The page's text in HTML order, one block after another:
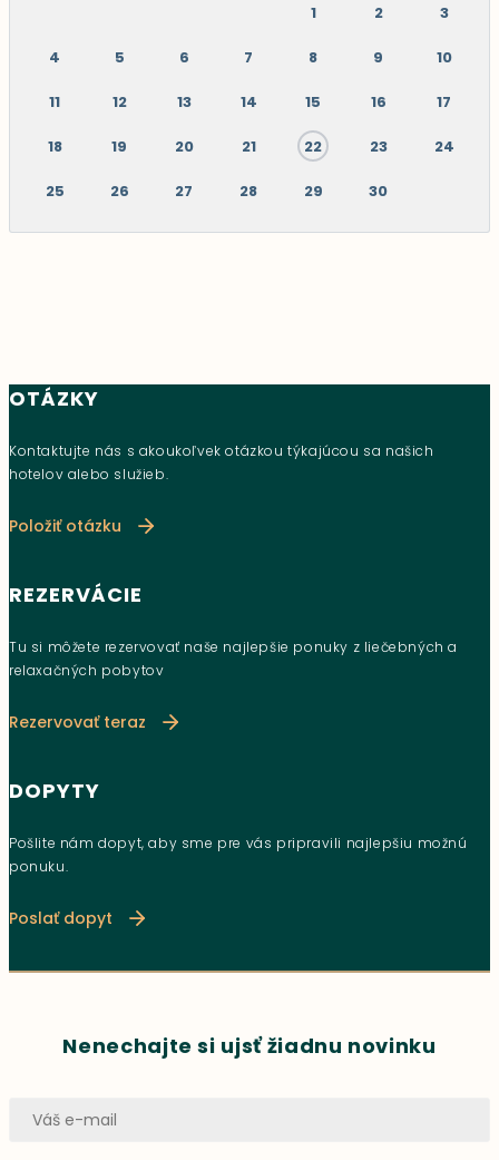
1 2 3
4 5 6 7 8 9 10
11 12 13 14 15 16 17
18 19 20 21 22 23 24
25 26 27 28 29 30
OTÁZKY
Kontaktujte nás s akoukoľvek otázkou týkajúcou sa našich
hotelov alebo služieb.
Položiť otázku
REZERVÁCIE
Tu si môžete rezervovať naše najlepšie ponuky z liečebných a
relaxačných pobytov
Rezervovať teraz
DOPYTY
Pošlite nám dopyt, aby sme pre vás pripravili najlepšiu možnú
ponuku.
Poslať dopyt
Nenechajte si ujsť žiadnu novinku